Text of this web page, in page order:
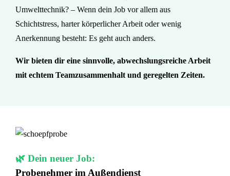
Umwelttechnik? – Wenn dein Job vor allem aus
Schichtstress, harter körperlicher Arbeit oder wenig
Anerkennung besteht: Es geht auch anders.
Wir bieten dir eine sinnvolle, abwechslungsreiche Arbeit
mit echtem Teamzusammenhalt und geregelten Zeiten.
🌿 Dein neuer Job:
Probenehmer im Außendienst